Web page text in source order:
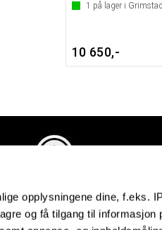
opplysningene dine, f.eks.
og få tilgang til informasjon
1 på lager i Grimstad
10 650,-
Industriveien 4
4879 Grimstad